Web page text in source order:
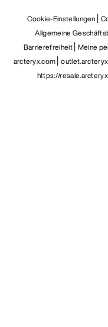
Cookie-Einstellungen
Allgemeine
Barrierefreiheit Meine
arcteryx.com
https://